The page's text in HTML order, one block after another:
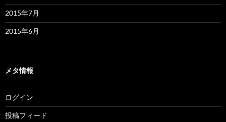
2015年7月
2015年6月
メタ情報
ログイン
投稿フィード